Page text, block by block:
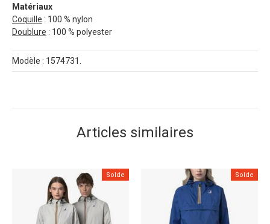
Matériaux
Coquille : 100 % nylon
Doublure : 100 % polyester
Modèle : 1574731.
Articles similaires
Solde Solde